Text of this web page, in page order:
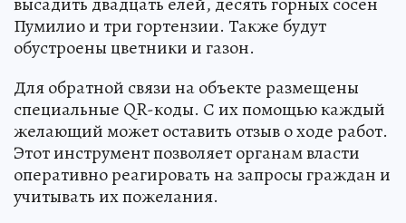
Пумилио и три гортензии. Также будут
обустроены цветники и газон.
Для обратной связи на объекте размещены
специальные QR-коды. С их помощью каждый
желающий может оставить отзыв о ходе работ.
Этот инструмент позволяет органам власти
оперативно реагировать на запросы граждан и
учитывать их пожелания.